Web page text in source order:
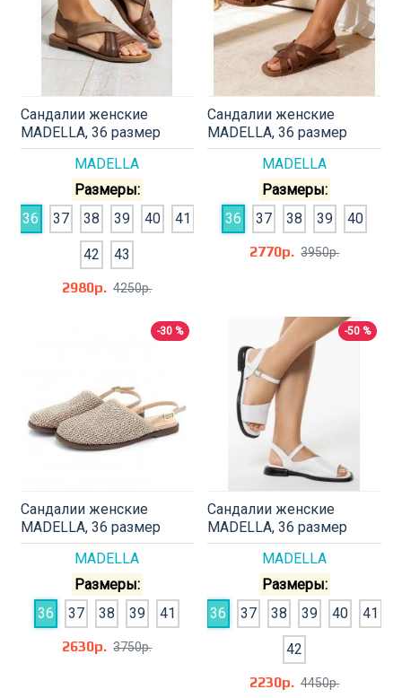
MADELLA
Сандалии женские
MADELLA, 36 размер
Размеры:
36
37 38 39 40 41
42
43
2980р. 4250р.
MADELLA
Сандалии женские
MADELLA, 36 размер
Размеры:
36
37 38 39
40
2770р. 3950р.
-30 %
MADELLA
Сандалии женские
MADELLA, 36 размер
Размеры:
36
37 38 39
41
2630р. 3750р.
-50 %
MADELLA
Сандалии женские
MADELLA, 36 размер
Размеры:
36
37 38 39 40 41
42
2230р. 4450р.